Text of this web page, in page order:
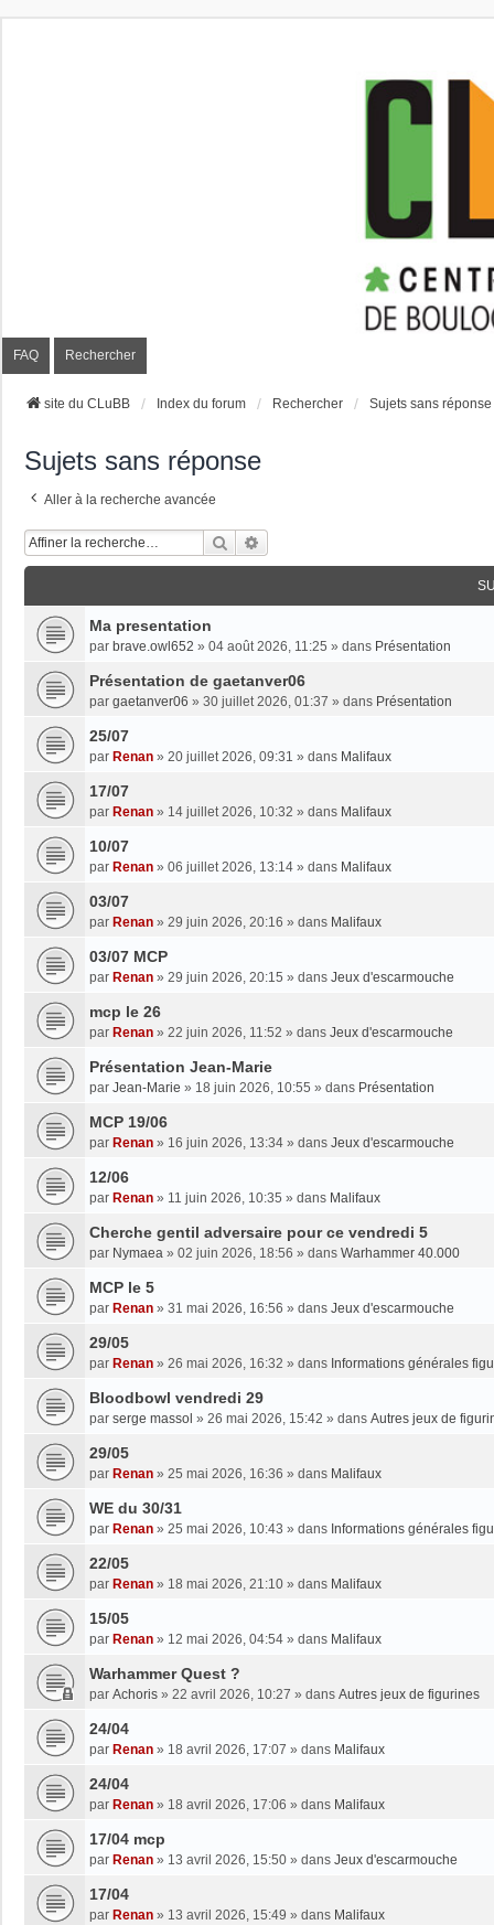
FAQ Rechercher
site du CLuBB Index du forum Rechercher Sujets sans réponse
Sujets sans réponse
Aller à la recherche avancée
Rechercher
Ma presentation
par brave.owl652 » 04 août 2026, 11:25 » dans Présentation
Présentation de gaetanver06
par gaetanver06 » 30 juillet 2026, 01:37 » dans Présentation
25/07
par Renan » 20 juillet 2026, 09:31 » dans Malifaux
17/07
par Renan » 14 juillet 2026, 10:32 » dans Malifaux
10/07
par Renan » 06 juillet 2026, 13:14 » dans Malifaux
03/07
par Renan » 29 juin 2026, 20:16 » dans Malifaux
03/07 MCP
par Renan » 29 juin 2026, 20:15 » dans Jeux d'escarmouche
mcp le 26
par Renan » 22 juin 2026, 11:52 » dans Jeux d'escarmouche
Présentation Jean-Marie
par Jean-Marie » 18 juin 2026, 10:55 » dans Présentation
MCP 19/06
par Renan » 16 juin 2026, 13:34 » dans Jeux d'escarmouche
12/06
par Renan » 11 juin 2026, 10:35 » dans Malifaux
Cherche gentil adversaire pour ce vendredi 5
par Nymaea » 02 juin 2026, 18:56 » dans Warhammer 40.000
MCP le 5
par Renan » 31 mai 2026, 16:56 » dans Jeux d'escarmouche
29/05
par Renan » 26 mai 2026, 16:32 » dans Informations générales
Bloodbowl vendredi 29
par serge massol » 26 mai 2026, 15:42 » dans Autres jeux de
29/05
par Renan » 25 mai 2026, 16:36 » dans Malifaux
WE du 30/31
par Renan » 25 mai 2026, 10:43 » dans Informations générales
22/05
par Renan » 18 mai 2026, 21:10 » dans Malifaux
15/05
par Renan » 12 mai 2026, 04:54 » dans Malifaux
Warhammer Quest ?
par Achoris » 22 avril 2026, 10:27 » dans Autres jeux de figurines
24/04
par Renan » 18 avril 2026, 17:07 » dans Malifaux
24/04
par Renan » 18 avril 2026, 17:06 » dans Malifaux
17/04 mcp
par Renan » 13 avril 2026, 15:50 » dans Jeux d'escarmouche
17/04
par Renan » 13 avril 2026, 15:49 » dans Malifaux